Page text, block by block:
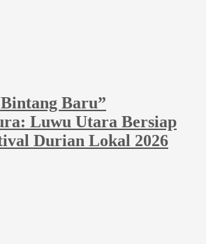
Baru”
Luwu Utara Bersiap
Durian Lokal 2026